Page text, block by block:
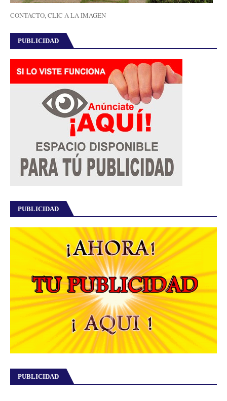
CONTACTO, CLIC A LA IMAGEN
PUBLICIDAD
PUBLICIDAD
PUBLICIDAD